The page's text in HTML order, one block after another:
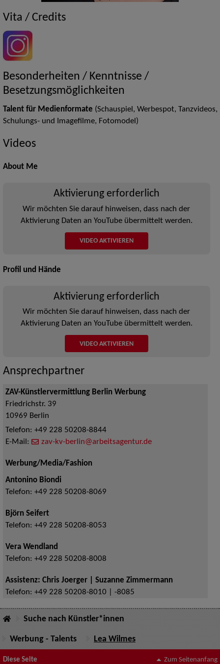
Vita / Credits
Besonderheiten / Kenntnisse /
Besetzungsmöglichkeiten
Talent für Medienformate (Schauspiel, Werbespot, Tanzvideos,
Schulungs- und Imagefilme, Fotomodel)
Videos
About Me
Aktivierung erforderlich
Wir möchten Sie darauf hinweisen, dass nach der
Aktivierung Daten an YouTube übermittelt werden.
VIDEO AKTIVIEREN
Profil und Hände
Aktivierung erforderlich
Wir möchten Sie darauf hinweisen, dass nach der
Aktivierung Daten an YouTube übermittelt werden.
VIDEO AKTIVIEREN
Ansprechpartner
ZAV-Künstlervermittlung Berlin Werbung
Friedrichstr. 39
10969 Berlin
Telefon: +49 228 50208-8844
E-Mail:
zav-kv-berlin@arbeitsagentur.de
Werbung/Media/Fashion
Antonino Biondi
Telefon: +49 228 50208-8069
Björn Seifert
Telefon: +49 228 50208-8053
Vera Wendland
Telefon: +49 228 50208-8008
Assistenz: Chris Joerger | Suzanne Zimmermann
Telefon: +49 228 50208-8010 | -8085
Suche nach Künstler*innen
Werbung - Talents Lea Wilmes
Diese Seite Zum Seitenanfang